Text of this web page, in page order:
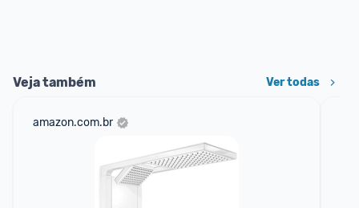
Veja também Ver todas
amazon.com.br